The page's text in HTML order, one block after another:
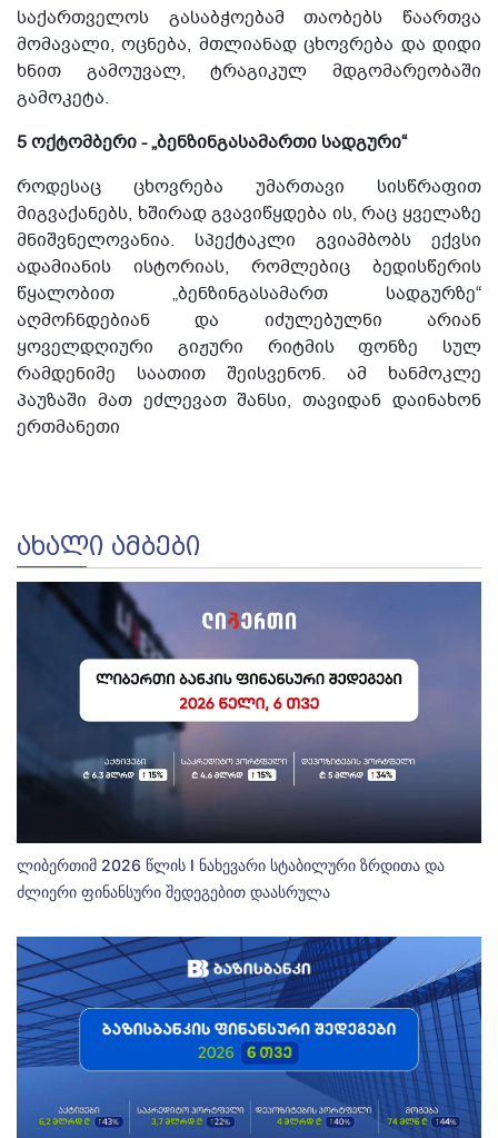
საქართველოს გასაბჭოებამ თაობებს წაართვა
მომავალი, ოცნება, მთლიანად ცხოვრება და დიდი
ხნით გამოუვალ, ტრაგიკულ მდგომარეობაში
გამოკეტა.
5 ოქტომბერი - „ბენზინგასამართი სადგური“
როდესაც ცხოვრება უმართავი სისწრაფით
მიგვაქანებს, ხშირად გვავიწყდება ის, რაც ყველაზე
მნიშვნელოვანია. სპექტაკლი გვიამბობს ექვსი
ადამიანის ისტორიას, რომლებიც ბედისწერის
წყალობით „ბენზინგასამართ სადგურზე“
აღმოჩნდებიან და იძულებულნი არიან
ყოველდღიური გიჟური რიტმის ფონზე სულ
რამდენიმე საათით შეისვენონ. ამ ხანმოკლე
პაუზაში მათ ეძლევათ შანსი, თავიდან დაინახონ
ერთმანეთი
ᲐᲮᲐᲚᲘ ᲐᲛᲑᲔᲑᲘ
ლიბერთიმ 2026 წლის I ნახევარი სტაბილური ზრდითა და
ძლიერი ფინანსური შედეგებით დაასრულა